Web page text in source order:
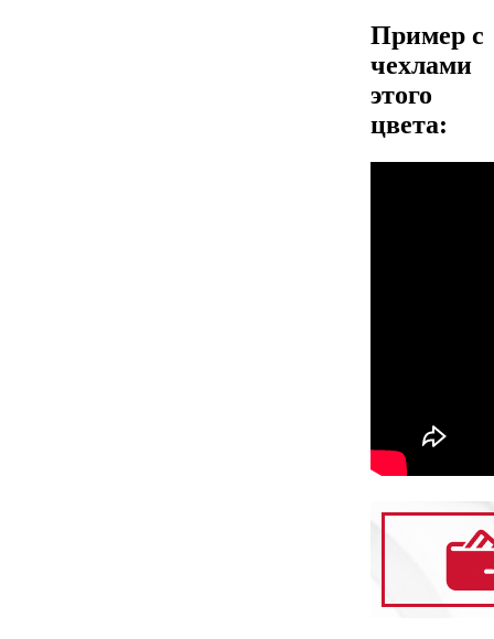
Пример с
чехлами
этого
цвета: